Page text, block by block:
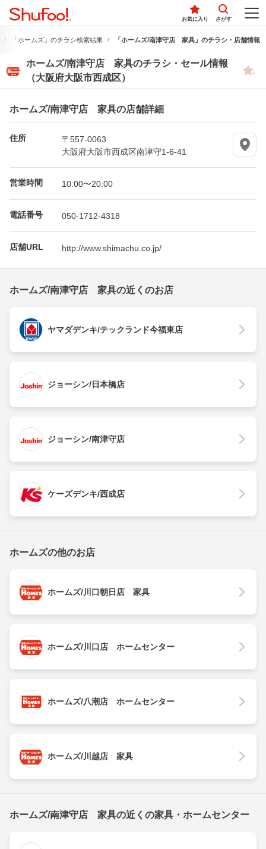
お気に入り さがす
「ホームズ」のチラシ検索結果 「ホームズ/南津守店 家具」のチラシ・店舗情報
ホームズ/南津守店 家具のチラシ・セール情報
（大阪府大阪市西成区）
ホームズ/南津守店 家具の店舗詳細
住所
〒557-0063
大阪府大阪市西成区南津守1-6-41
営業時間 10:00〜20:00
電話番号 050-1712-4318
店舗URL http://www.shimachu.co.jp/
ホームズ/南津守店 家具の近くのお店
ヤマダデンキ/テックランド今福東店
ジョーシン/日本橋店
ジョーシン/南津守店
ケーズデンキ/西成店
ホームズの他のお店
ホームズ/川口朝日店 家具
ホームズ/川口店 ホームセンター
ホームズ/八潮店 ホームセンター
ホームズ/川越店 家具
ホームズ/南津守店 家具の近くの家具・ホームセンター